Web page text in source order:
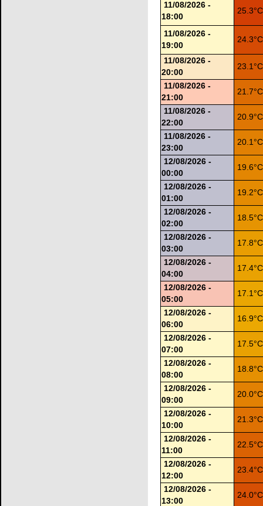
11/08/2026 -
18:00
11/08/2026 -
19:00
11/08/2026 -
20:00
11/08/2026 -
21:00
11/08/2026 -
22:00
11/08/2026 -
23:00
12/08/2026 -
00:00
12/08/2026 -
01:00
12/08/2026 -
02:00
12/08/2026 -
03:00
12/08/2026 -
04:00
12/08/2026 -
05:00
12/08/2026 -
06:00
12/08/2026 -
07:00
12/08/2026 -
08:00
12/08/2026 -
09:00
12/08/2026 -
10:00
12/08/2026 -
11:00
12/08/2026 -
12:00
12/08/2026 -
13:00